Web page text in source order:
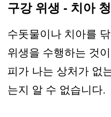
구강 위생 - 치아
수돗물이나 치아를
위생을 수행하는 것
피가 나는 상처가 없
는지 알 수 없습니다.